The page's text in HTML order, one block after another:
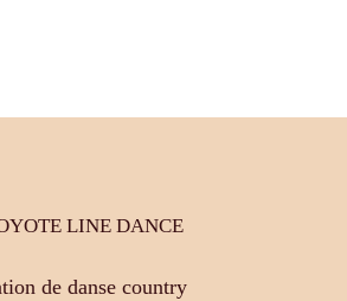
LINE DANCE
de danse country